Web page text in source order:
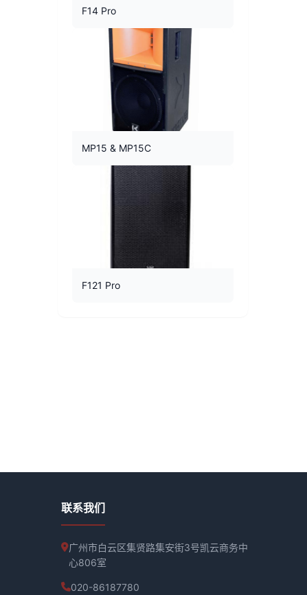
F14 Pro
MP15 & MP15C
F121 Pro
联系我们
广州市白云区集贤路集安街3号凯云商务中
心806室
020-86187780